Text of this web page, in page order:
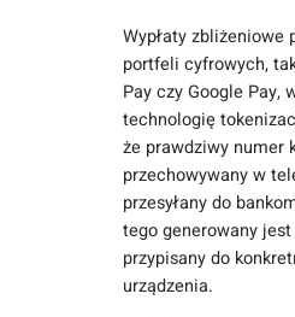
Wypłaty zbliżeniowe
portfeli cyfrowych,
Pay czy Google Pay,
technologię
że prawdziwy numer
przechowywany w
przesyłany do
tego generowany
przypisany do
urządzenia.